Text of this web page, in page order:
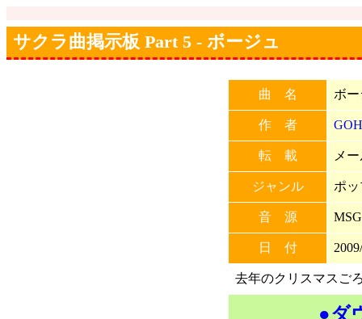
サクラ曲掲示板 Part 5 - ボージュ
曲 名 ボ
作 者 GOH
転 載 メ
ジャンル ポ
音 源
日 付
去年のクリスマスご
●ダ